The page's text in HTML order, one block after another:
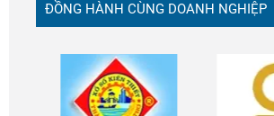
ĐỒNG HÀNH CÙNG DOANH NGHIỆP